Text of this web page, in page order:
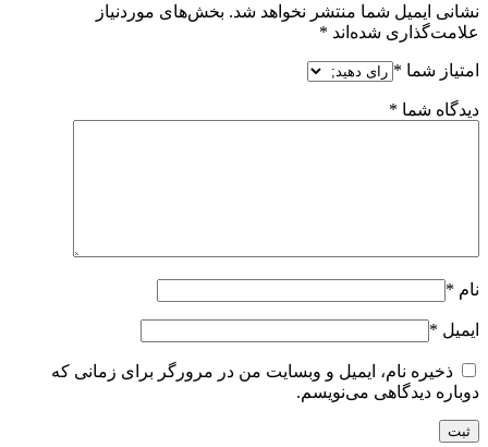
نشانی ایمیل شما منتشر نخواهد شد. بخش‌های موردنیاز
علامت‌گذاری شده‌اند *
امتیاز شما *
دیدگاه شما *
نام *
ایمیل *
ذخیره نام، ایمیل و وبسایت من در مرورگر برای زمانی که
دوباره دیدگاهی می‌نویسم.